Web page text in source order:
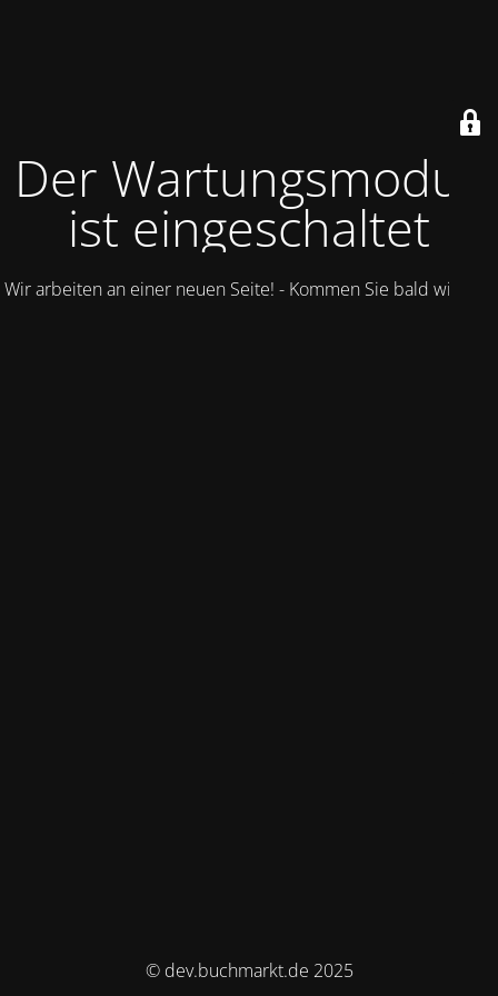
Der Wartungsmodus
ist eingeschaltet
Wir arbeiten an einer neuen Seite! - Kommen Sie bald wieder.
© dev.buchmarkt.de 2025